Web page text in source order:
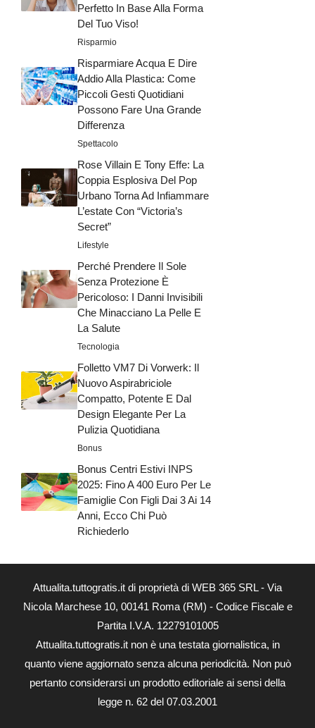
Perfetto In Base Alla Forma
Del Tuo Viso!
Risparmio
Risparmiare Acqua E Dire
Addio Alla Plastica: Come
Piccoli Gesti Quotidiani
Possono Fare Una Grande
Differenza
Spettacolo
Rose Villain E Tony Effe: La
Coppia Esplosiva Del Pop
Urbano Torna Ad Infiammare
L’estate Con “Victoria’s
Secret”
Lifestyle
Perché Prendere Il Sole
Senza Protezione È
Pericoloso: I Danni Invisibili
Che Minacciano La Pelle E
La Salute
Tecnologia
Folletto VM7 Di Vorwerk: Il
Nuovo Aspirabriciole
Compatto, Potente E Dal
Design Elegante Per La
Pulizia Quotidiana
Bonus
Bonus Centri Estivi INPS
2025: Fino A 400 Euro Per Le
Famiglie Con Figli Dai 3 Ai 14
Anni, Ecco Chi Può
Richiederlo
Attualita.tuttogratis.it di proprietà di WEB 365 SRL - Via
Nicola Marchese 10, 00141 Roma (RM) - Codice Fiscale e
Partita I.V.A. 12279101005
Attualita.tuttogratis.it non è una testata giornalistica, in
quanto viene aggiornato senza alcuna periodicità. Non può
pertanto considerarsi un prodotto editoriale ai sensi della
legge n. 62 del 07.03.2001